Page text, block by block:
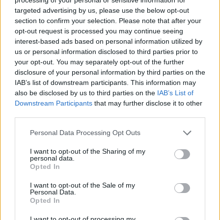
targeted advertising by us, please use the below opt-out
section to confirm your selection. Please note that after your
opt-out request is processed you may continue seeing
interest-based ads based on personal information utilized by
us or personal information disclosed to third parties prior to
your opt-out. You may separately opt-out of the further
disclosure of your personal information by third parties on the
IAB’s list of downstream participants. This information may
also be disclosed by us to third parties on the IAB’s List of
Downstream Participants that may further disclose it to other
Please note that this website/app uses one or more Google
not limited to your visit or usage behaviour. You may click to
grant or deny consent to Google and its third-party tags to
use your data for below specified purposes in below Google
consent section.
Personal Data Processing Opt Outs
I want to opt-out of the Sharing of my
personal data.
Opted In
I want to opt-out of the Sale of my
Personal Data.
Opted In
o
k
p
p
NOTIZIE RECENTI
Raid nelle campagne di Berchidda, rischio per
la rete elettrica
Monte Pino, via i cancelli del cantiere: la Gallura
ritrova la strada
Nuovi stalli residenti a Palau, il Comune
completa l’iter
Film internazionale, casting per comparse in
Costa Smeralda